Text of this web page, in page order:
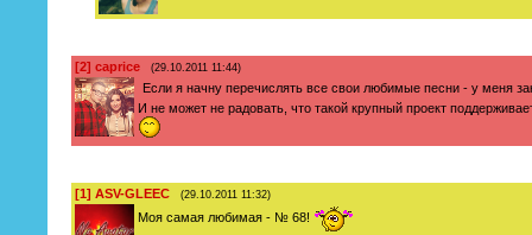
[2] caprice (29.10.2011 11:44)
Если я начну перечислять все свои любимые песни - у меня
И не может не радовать, что такой крупный проект
[1] ASV-GLEEC (29.10.2011 11:32)
Моя самая любимая - № 68!